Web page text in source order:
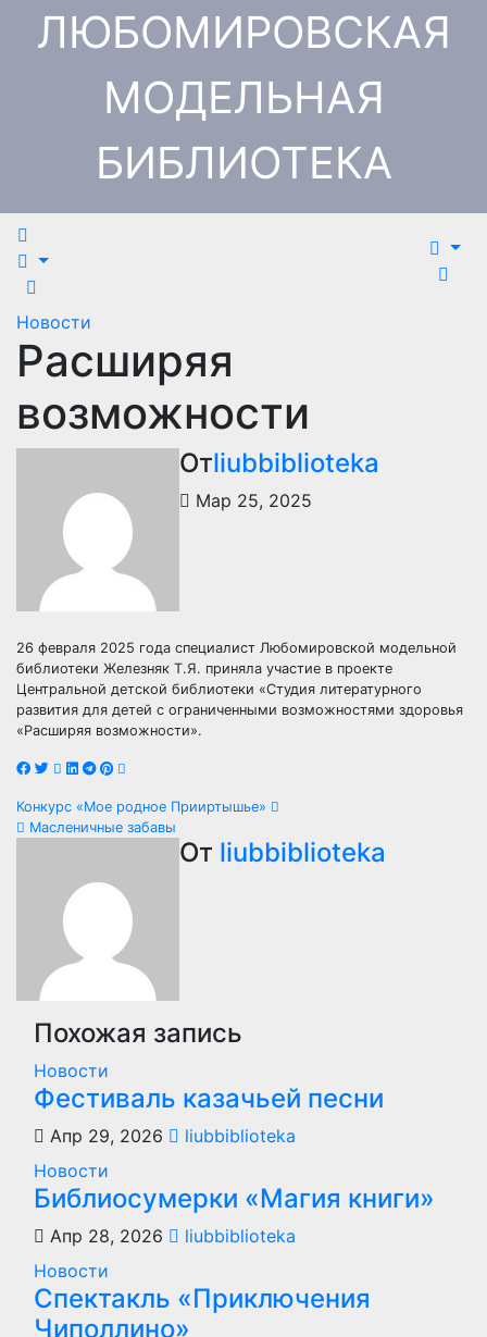
ПерейтиЛЮБОМИРОВСКАЯ
МОДЕЛЬНАЯ
БИБЛИОТЕКА
Новости
Расширяя
возможности
Отliubbiblioteka
Мар 25, 2025
26 февраля 2025 года специалист Любомировской модельной
библиотеки Железняк Т.Я. приняла участие в проекте
Центральной детской библиотеки «Студия литературного
развития для детей с ограниченными возможностями здоровья
«Расширяя возможности».
Навигация
записям
Конкурс «Мое родное Прииртышье»
Масленичные забавы
От liubbiblioteka
Похожая запись
Новости
Фестиваль казачьей песни
Апр 29, 2026
liubbiblioteka
Новости
Библиосумерки «Магия книги»
Апр 28, 2026
liubbiblioteka
Новости
Спектакль «Приключения
Чиполлино»